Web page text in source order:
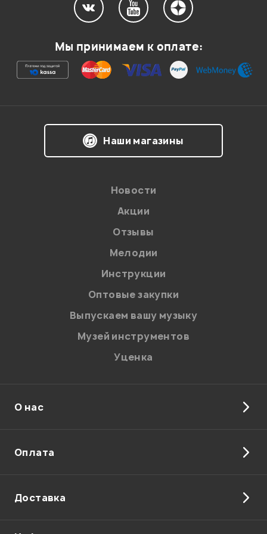
Ваша оценка:
на обработку персональных данных в
Политикой в отношении обработки
персональных данных.
Введите проверочное число:
Отправить
Мы принимаем к оплате:
Наши магазины
Новости
Акции
Отзывы
Мелодии
Инструкции
Оптовые закупки
Выпускаем вашу музыку
Музей инструментов
Уценка
О нас
Оплата
Доставка